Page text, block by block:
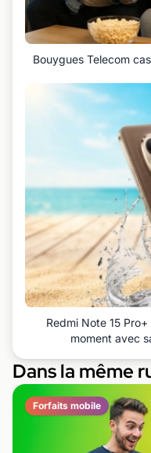
Bouygues Telecom
Redmi Note 15
moment avec
Dans la même
Forfaits mobile